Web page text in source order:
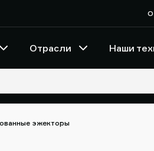
О
Отрасли Наши
эжекторы